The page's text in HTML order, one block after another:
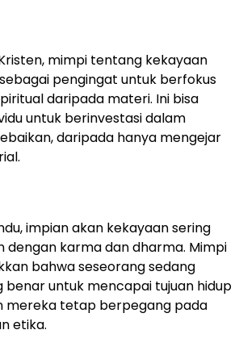
mimpi tentang kekayaan
pengingat untuk berfokus
daripada materi. Ini bisa
untuk berinvestasi dalam
daripada hanya mengejar
impian akan kekayaan sering
dengan karma dan dharma. Mimpi
bahwa seseorang sedang
benar untuk mencapai tujuan hidup
mereka tetap berpegang pada
etika.